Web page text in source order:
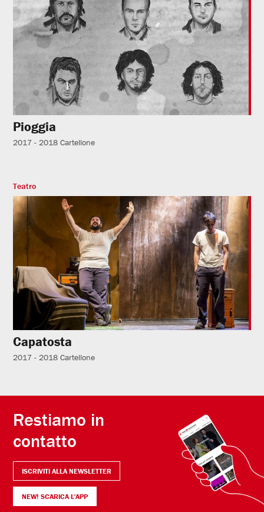
Pioggia
2017 - 2018 Cartellone
Teatro
Capatosta
2017 - 2018 Cartellone
Restiamo in
contatto
ISCRIVITI ALLA NEWSLETTER
NEW! SCARICA L'APP